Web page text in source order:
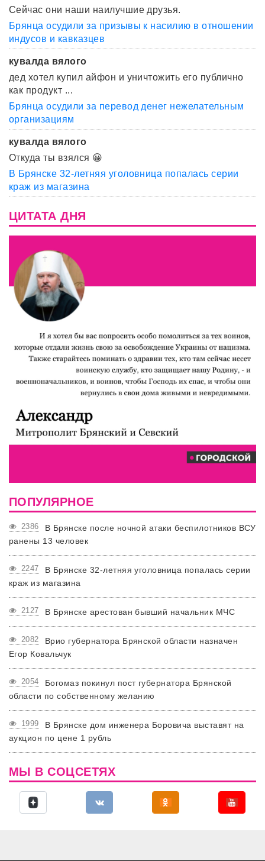
Сейчас они наши наилучшие друзья.
Брянца осудили за призывы к насилию в отношении
индусов и кавказцев
кувалда вялого
дед хотел купил айфон и уничтожить его публично
как продукт ...
Брянца осудили за перевод денег нежелательным
организациям
кувалда вялого
Откуда ты взялся 😀
В Брянске 32-летняя уголовница попалась серии
краж из магазина
ЦИТАТА ДНЯ
ПОПУЛЯРНОЕ
2386
В Брянске после ночной атаки беспилотников ВСУ
ранены 13 человек
2247
В Брянске 32-летняя уголовница попалась серии
краж из магазина
2127 В Брянске арестован бывший начальник МЧС
2082
Врио губернатора Брянской области назначен
Егор Ковальчук
2054
Богомаз покинул пост губернатора Брянской
области по собственному желанию
1999
В Брянске дом инженера Боровича выставят на
аукцион по цене 1 рубль
МЫ В СОЦСЕТЯХ